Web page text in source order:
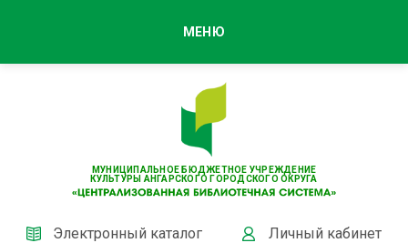
МУНИЦИПАЛЬНОЕ БЮДЖЕТНОЕ УЧРЕЖДЕНИЕ
КУЛЬТУРЫ АНГАРСКОГО ГОРОДСКОГО ОКРУГА
Электронный каталог Личный кабинет
МЕНЮ